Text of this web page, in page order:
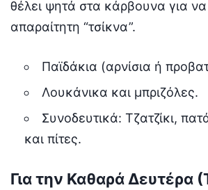
θέλει ψητά στα κάρβουνα για
απαραίτητη “τσίκνα”.
Παϊδάκια (αρνίσια ή
Λουκάνικα και μπριζόλες.
Συνοδευτικά: Τζατζίκι,
και πίτες.
Για την Καθαρά Δευτέρα